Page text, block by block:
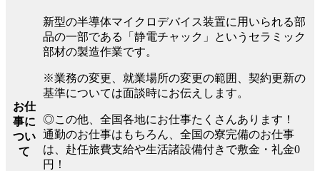
お仕
事に
つい
て
新型の半導体マイクロデバイス装置に用いられる部
品の一部である「静電チャック」というセラミック
部材の製造作業です。
※業務の変更、就業場所の変更の範囲、契約更新の
基準については面談時にお伝えします。
◎この他、全国各地にお仕事たくさんあります！
通勤のお仕事はもちろん、全国の寮完備のお仕事
は、赴任旅費支給や生活諸設備付きで敷金・礼金0
円！